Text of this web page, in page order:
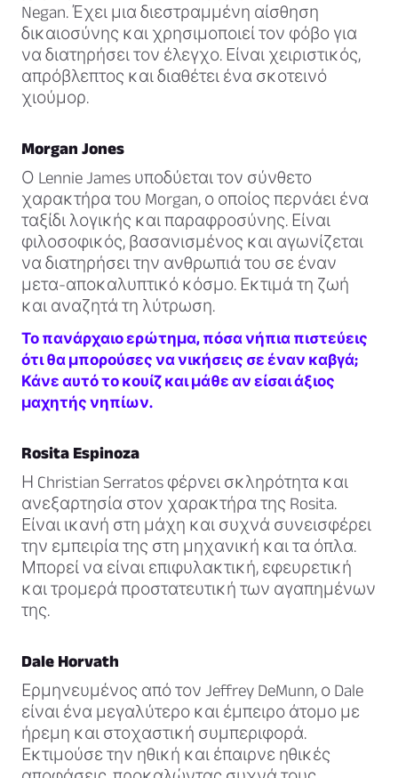
Negan. Έχει μια διεστραμμένη αίσθηση
δικαιοσύνης και χρησιμοποιεί τον φόβο για
να διατηρήσει τον έλεγχο. Είναι χειριστικός,
απρόβλεπτος και διαθέτει ένα σκοτεινό
χιούμορ.
Morgan Jones
Ο Lennie James υποδύεται τον σύνθετο
χαρακτήρα του Morgan, ο οποίος περνάει ένα
ταξίδι λογικής και παραφροσύνης. Είναι
φιλοσοφικός, βασανισμένος και αγωνίζεται
να διατηρήσει την ανθρωπιά του σε έναν
μετα-αποκαλυπτικό κόσμο. Εκτιμά τη ζωή
και αναζητά τη λύτρωση.
Το πανάρχαιο ερώτημα, πόσα νήπια πιστεύεις
ότι θα μπορούσες να νικήσεις σε έναν καβγά;
Κάνε αυτό το κουίζ και μάθε αν είσαι άξιος
μαχητής νηπίων.
Rosita Espinoza
Η Christian Serratos φέρνει σκληρότητα και
ανεξαρτησία στον χαρακτήρα της Rosita.
Είναι ικανή στη μάχη και συχνά συνεισφέρει
την εμπειρία της στη μηχανική και τα όπλα.
Μπορεί να είναι επιφυλακτική, εφευρετική
και τρομερά προστατευτική των αγαπημένων
της.
Dale Horvath
Ερμηνευμένος από τον Jeffrey DeMunn, ο Dale
είναι ένα μεγαλύτερο και έμπειρο άτομο με
ήρεμη και στοχαστική συμπεριφορά.
Εκτιμούσε την ηθική και έπαιρνε ηθικές